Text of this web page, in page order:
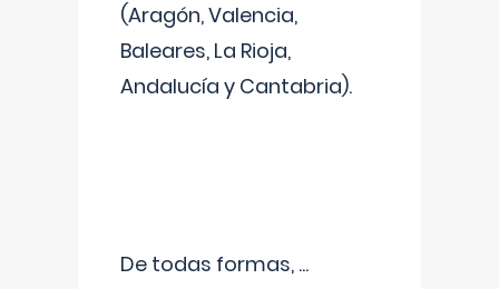
(Aragón, Valencia,
Baleares, La Rioja,
Andalucía y Cantabria).
De todas formas, ...